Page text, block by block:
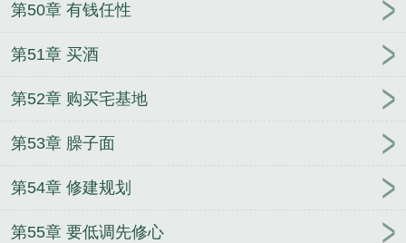
第50章 有钱任性
第51章 买酒
第52章 购买宅基地
第53章 臊子面
第54章 修建规划
第55章 要低调先修心